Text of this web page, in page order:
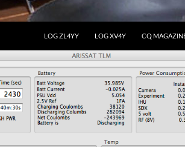
LOG ZL4YY LOG XV4Y CQ